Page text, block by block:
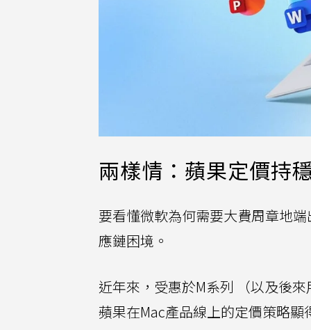
兩樣情：蘋果定價持
要看懂微軟為何需要大費周章地
應鏈困境。
近年來，受惠於M系列 （以及後
蘋果在Mac產品線上的定價策略